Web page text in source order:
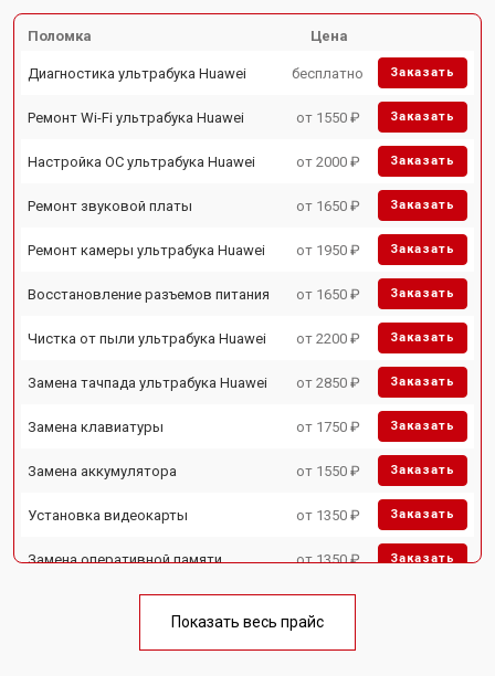
Поломка Цена
Диагностика ультрабука Huawei бесплатно Заказать
Ремонт Wi-Fi ультрабука Huawei от 1550 ₽ Заказать
Настройка ОС ультрабука Huawei от 2000 ₽ Заказать
Ремонт звуковой платы от 1650 ₽ Заказать
Ремонт камеры ультрабука Huawei от 1950 ₽ Заказать
Восстановление разъемов питания от 1650 ₽ Заказать
Чистка от пыли ультрабука Huawei от 2200 ₽ Заказать
Замена тачпада ультрабука Huawei от 2850 ₽ Заказать
Замена клавиатуры от 1750 ₽ Заказать
Замена аккумулятора от 1550 ₽ Заказать
Установка видеокарты от 1350 ₽ Заказать
Замена оперативной памяти от 1350 ₽ Заказать
Замена кулера ультрабука Huawei от 1950 ₽
Показать весь прайс